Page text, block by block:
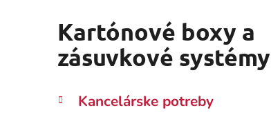
Kartónové boxy a
zásuvkové systémy
BPreskočiť
kategórie
K
a
Kancelárske potreby